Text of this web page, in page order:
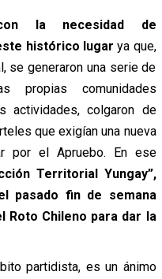
la necesidad de
histórico lugar ya que,
se generaron una serie de
propias comunidades
actividades, colgaron de
que exigían una nueva
por el Apruebo. En ese
Territorial Yungay”,
pasado fin de semana
Roto Chileno para dar la
partidista, es un ánimo